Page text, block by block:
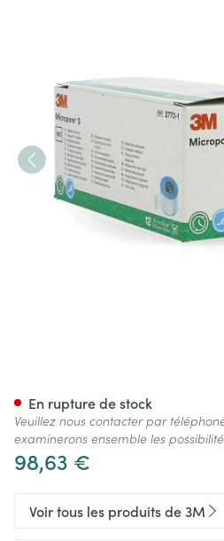
98,63 €
En rupture de stock
Veuillez nous contacter par
examinerons ensemble les
Voir tous les produits de 3M